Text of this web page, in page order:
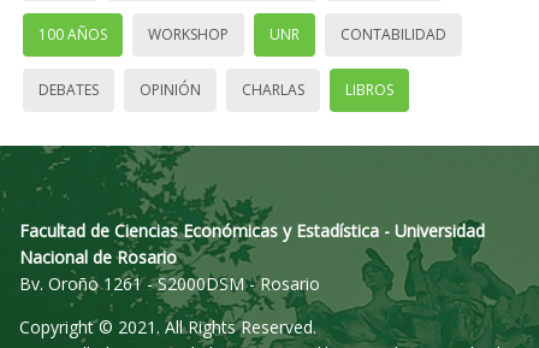
100 AÑOS WORKSHOP UNR CONTABILIDAD
DEBATES OPINIÓN CHARLAS LIBROS
Facultad de Ciencias Económicas y Estadística - Universidad
Nacional de Rosario
Bv. Oroño 1261 - S2000DSM - Rosario
Copyright © 2021. All Rights Reserved.